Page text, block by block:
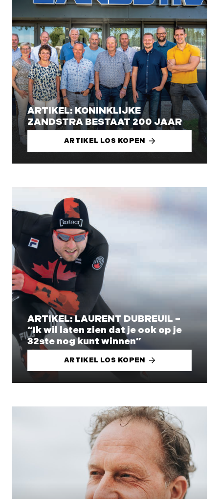
ARTIKEL: KONINKLIJKE
ZANDSTRA BESTAAT 200 JAAR
ARTIKEL LOS KOPEN
ARTIKEL: LAURENT DUBREUIL –
“Ik wil laten zien dat je ook op je
32ste nog kunt winnen”
ARTIKEL LOS KOPEN